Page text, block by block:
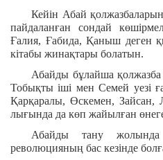
Кейін Абай
пайдаланған сондай
Ғалия, Ғабида, Қаныш деген
кітабы жинақтары болатын.
Абайды бұлайша қолжазба
Тобықты іші мен Семей уезі
Қарқаралы, Өскемен, Зайсан,
лығында да көп жайылған
Абайды тану жолында
революцияның бас кезінде